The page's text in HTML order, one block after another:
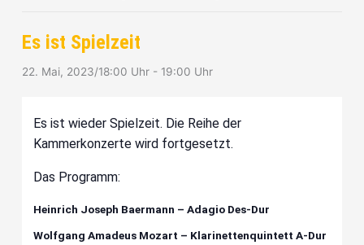
Es ist Spielzeit
22. Mai, 2023/18:00 Uhr - 19:00 Uhr
Es ist wieder Spielzeit. Die Reihe der
Kammerkonzerte wird fortgesetzt.
Das Programm:
Heinrich Joseph Baermann – Adagio Des-Dur
Wolfgang Amadeus Mozart – Klarinettenquintett A-Dur